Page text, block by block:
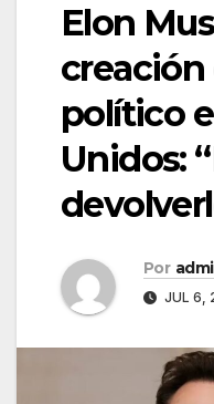
Elon
político
Unidos:
Por
JUL 6,